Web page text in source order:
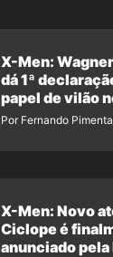
X-Men:
dá 1ª
papel de vilão
da Marvel
Por Fernando Pimenta
X-Men: Novo
Ciclope é
anunciado